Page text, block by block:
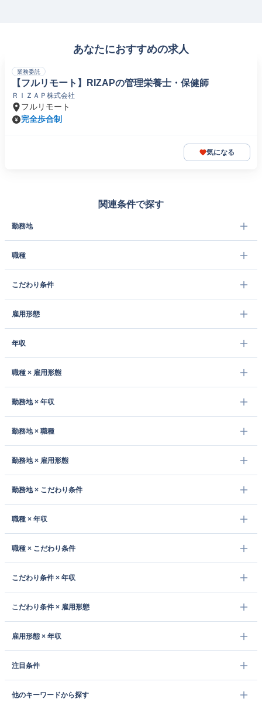
あなたにおすすめの求人
業務委託
【フルリモート】RIZAPの管理栄養士・保健師
ＲＩＺＡＰ株式会社
フルリモート
完全歩合制
気になる
関連条件で探す
勤務地
職種
こだわり条件
雇用形態
年収
職種 × 雇用形態
勤務地 × 年収
勤務地 × 職種
勤務地 × 雇用形態
勤務地 × こだわり条件
職種 × 年収
職種 × こだわり条件
こだわり条件 × 年収
こだわり条件 × 雇用形態
雇用形態 × 年収
注目条件
他のキーワードから探す